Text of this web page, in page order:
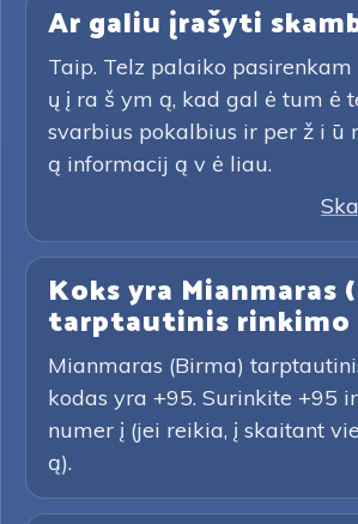
Ar galiu įrašyti
Taip. Telz palaiko
ų į ra š ym ą, kad gal ė tum ė
svarbius pokalbius ir per ž i ū
ą informacij ą v ė liau.
Koks yra Mianmaras
tarptautinis rinkimo
Mianmaras (Birma)
kodas yra +95. Surinkite +95
numer į (jei reikia, į skaitant
ą).